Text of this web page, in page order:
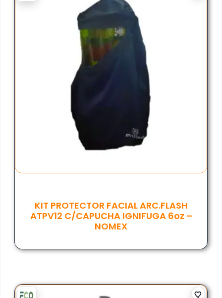
KIT PROTECTOR FACIAL ARC.FLASH
ATPV12 C/CAPUCHA IGNIFUGA 6oz –
NOMEX